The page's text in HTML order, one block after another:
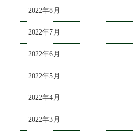
2022年8月
2022年7月
2022年6月
2022年5月
2022年4月
2022年3月